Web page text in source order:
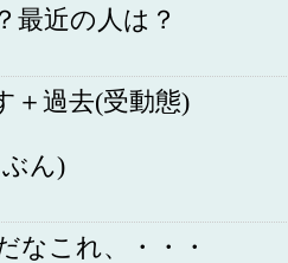
最近の人は？
＋過去(受動態)
ん)
なこれ、・・・